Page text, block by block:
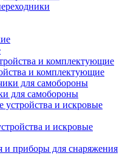
и комплектующие
для самобороны
и искровые